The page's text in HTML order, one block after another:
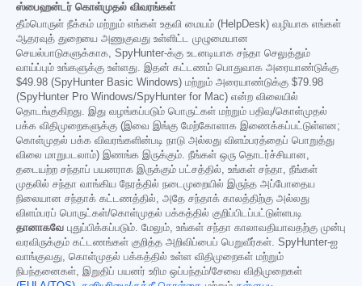
ஸ்பைஹன்டர் கொள்முதல் விவரங்கள்
தீம்பொருள் நீக்கம் மற்றும் எங்கள் உதவி மையம் (HelpDesk) வழியாக எங்கள்
ஆதரவுத் துறையை அணுகுவது உள்ளிட்ட முழுமையான
செயல்பாடுகளுக்காக, SpyHunter-க்கு உடனடியாக சந்தா செலுத்தும்
வாய்ப்பும் உங்களுக்கு உள்ளது. இதன் கட்டணம் பொதுவாக அரையாண்டுக்கு
$49.98 (SpyHunter Basic Windows) மற்றும் அரையாண்டுக்கு $79.98
(SpyHunter Pro Windows/SpyHunter for Mac) என்ற விலையில்
தொடங்குகிறது. இது வழங்கப்படும் பொருட்கள் மற்றும் பதிவு/கொள்முதல்
பக்க விதிமுறைகளுக்கு (இவை இங்கு மேற்கோளாக இணைக்கப்பட்டுள்ளன;
கொள்முதல் பக்க விவரங்களின்படி நாடு அல்லது விளம்பரத்தைப் பொறுத்து
விலை மாறுபடலாம்) இணங்க இருக்கும். நீங்கள் ஒரு தொடர்ச்சியான,
தடையற்ற சந்தாப் பயனராக இருக்கும் பட்சத்தில், உங்கள் சந்தா, நீங்கள்
முதலில் சந்தா வாங்கிய நேரத்தில் நடைமுறையில் இருந்த அப்போதைய
நிலையான சந்தாக் கட்டணத்தில், அதே சந்தாக் காலத்திற்கு அல்லது
விளம்பரப் பொருட்கள்/கொள்முதல் பக்கத்தில் குறிப்பிடப்பட்டுள்ளபடி
தானாகவே புதுப்பிக்கப்படும். மேலும், உங்கள் சந்தா காலாவதியாவதற்கு முன்பு
வரவிருக்கும் கட்டணங்கள் குறித்த அறிவிப்பைப் பெறுவீர்கள். SpyHunter-ஐ
வாங்குவது, கொள்முதல் பக்கத்தில் உள்ள விதிமுறைகள் மற்றும்
நிபந்தனைகள், இறுதிப் பயனர் உரிம ஒப்பந்தம்/சேவை விதிமுறைகள்